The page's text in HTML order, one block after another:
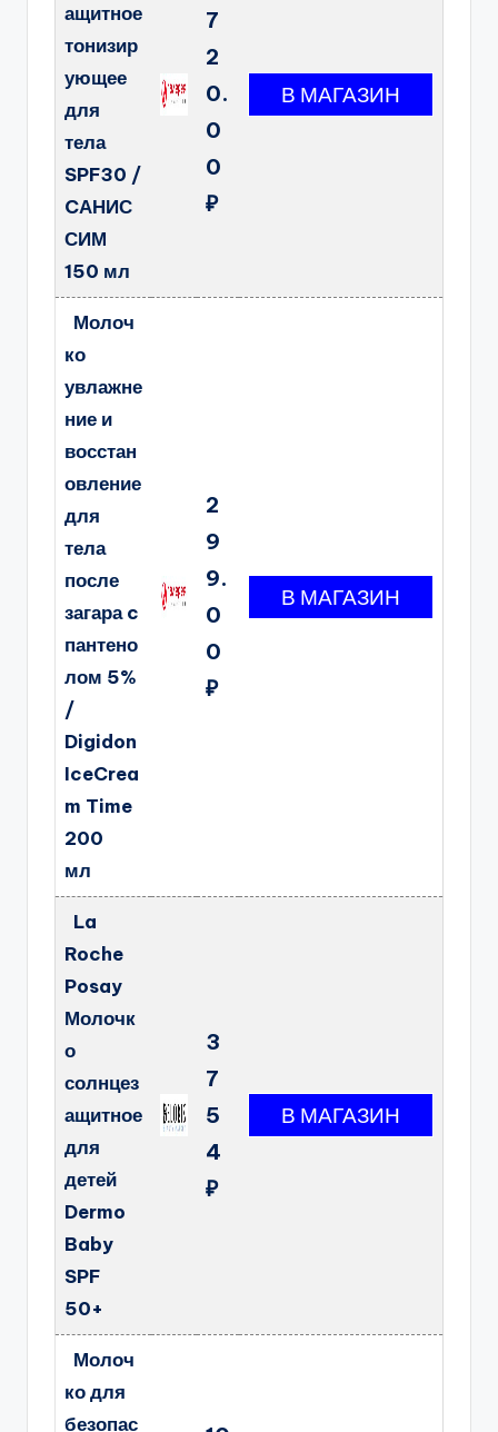
ащитное
тонизир
ующее
для
тела
SPF30 /
CАНИС
СИМ
150 мл
7
2
0.
0
0
₽
Молоч
ко
увлажне
ние и
восстан
овление
для
тела
после
загара c
пантено
лом 5%
/
Digidon
IceCrea
m Time
200
мл
2
9
9.
0
0
₽
La
Roche
Posay
Молочк
о
солнцез
ащитное
для
детей
Dermo
Baby
SPF
50+
3
7
5
4
₽
Молоч
ко для
безопас